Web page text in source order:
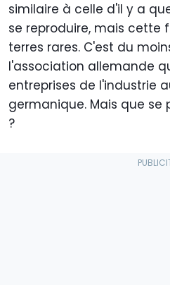
similaire à celle d'il y a
se reproduire, mais cette
terres rares. C'est du
l'association allemande
entreprises de l'industrie
germanique. Mais que
?